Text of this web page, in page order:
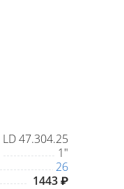
LD 47.304.25
1"
26
1443 ₽